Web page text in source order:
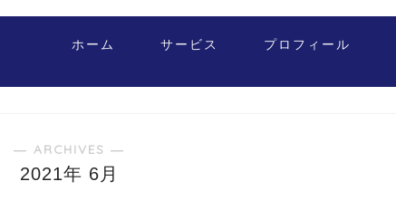
ホーム サービス プロフィール
― ARCHIVES ―
2021年 6月